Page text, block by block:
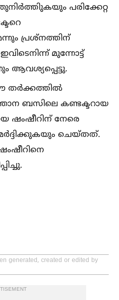
പരിക്കേറ്റ
പ്രശ്‌നത്തിന്
മുന്നോട്ട്
ആവശ്യപ്പെട്ടു.
തര്‍ക്കത്തില്‍
ബസിലെ കണ്ടക്ടറായ
ഷംഷീറിന് നേരെ
ചെയ്തത്.
generated, created or edited by